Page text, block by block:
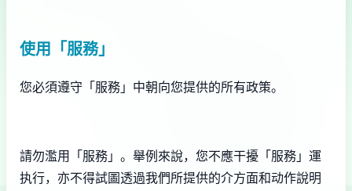
使用「服務」
您必須遵守「服務」中朝向您提供的所有政策。
請勿濫用「服務」。舉例來說，您不應干擾「服務」運
执行，亦不得試圖透過我們所提供的介方面和动作說明